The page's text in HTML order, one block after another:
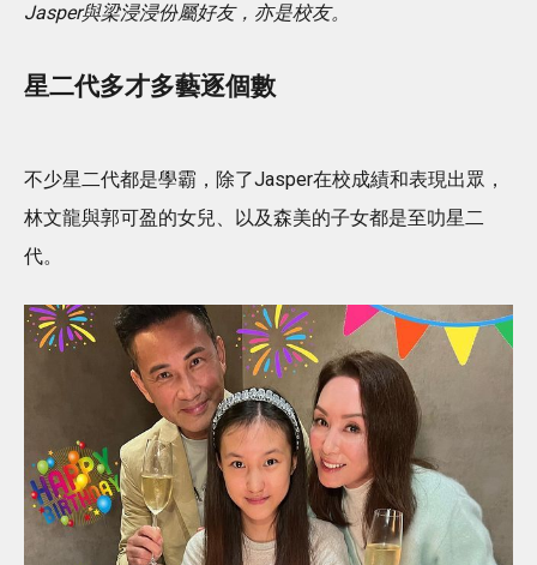
Jasper與梁浸浸份屬好友，亦是校友。
星二代多才多藝逐個數
不少星二代都是學霸，除了Jasper在校成績和表現出眾，
林文龍與郭可盈的女兒、以及森美的子女都是至叻星二
代。